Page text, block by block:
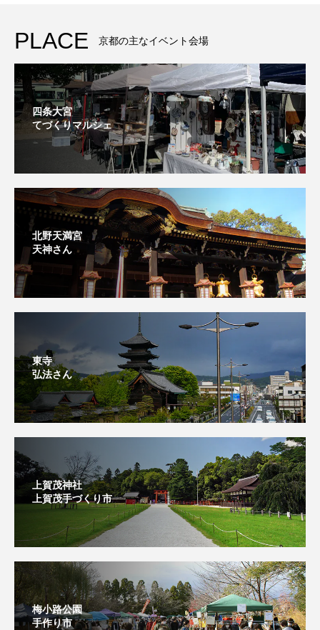
PLACE 京都の主なイベント会場
四条大宮
てづくりマルシェ
北野天満宮
天神さん
東寺
弘法さん
上賀茂神社
上賀茂手づくり市⁡
梅小路公園
手作り市